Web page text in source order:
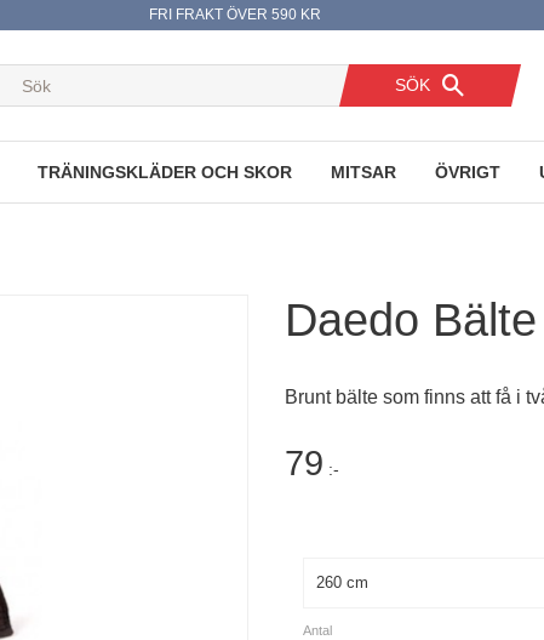
FRI FRAKT ÖVER 590 KR
SÖK
TRÄNINGSKLÄDER OCH SKOR MITSAR ÖVRIGT
Daedo
Brunt bälte som finns att få i
79 :-
Antal